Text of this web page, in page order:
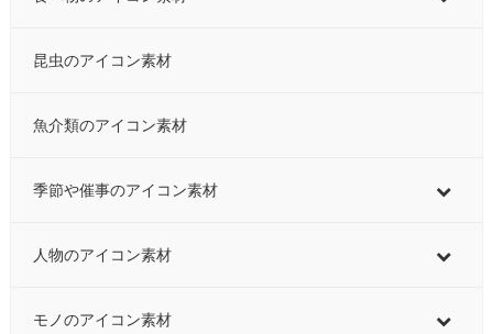
昆虫のアイコン素材
魚介類のアイコン素材
季節や催事のアイコン素材
人物のアイコン素材
モノのアイコン素材